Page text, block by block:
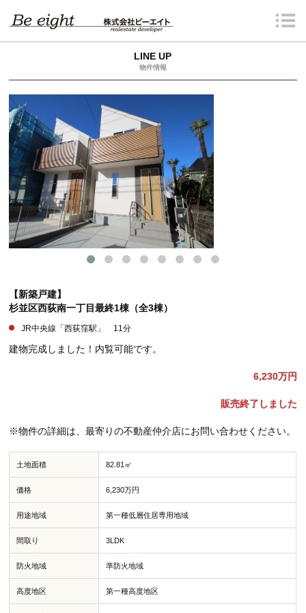
LINE UP
物件情報
【新築戸建】
杉並区西荻南一丁目最終1棟（全3棟）
JR中央線「西荻窪駅」 11分
建物完成しました！内覧可能です。
6,230万円
販売終了しました
※物件の詳細は、最寄りの不動産仲介店にお問い合わせください。
土地面積 82.81㎡
価格 6,230万円
用途地域 第一種低層住居専用地域
間取り 3LDK
防火地域 準防火地域
高度地区 第一種高度地区